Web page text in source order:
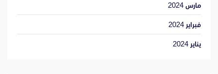
مارس 2024
فبراير 2024
يناير 2024